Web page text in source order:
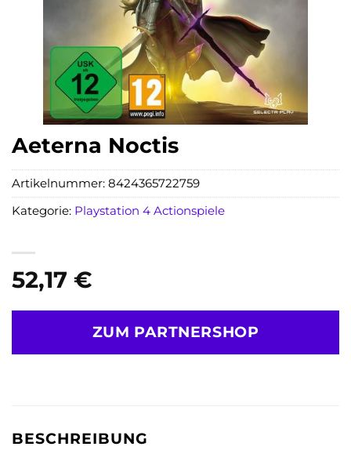
Aeterna Noctis
52,17 €
ZUM PARTNERSHOP
Artikelnummer: 8424365722759
Kategorie: Playstation 4 Actionspiele
BESCHREIBUNG